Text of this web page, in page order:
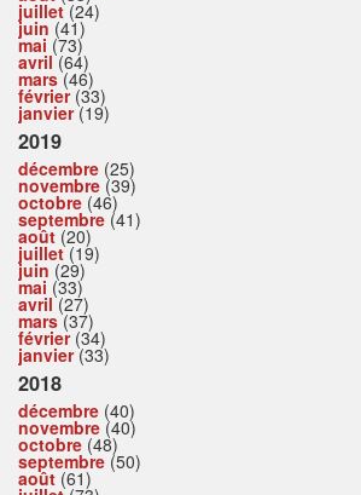
juillet(24)
juin (41)
mai (73)
avril(64)
mars(46)
février(33)
janvier(19)
2019
décembre (25)
novembre (39)
octobre (46)
septembre (41)
août (20)
juillet(19)
juin (29)
mai (33)
avril(27)
mars(37)
février(34)
janvier(33)
2018
décembre (40)
novembre (40)
octobre (48)
septembre (50)
août (61)